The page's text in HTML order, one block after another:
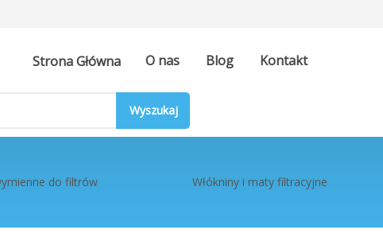
Strona Główna O nas Blog Kontakt
do filtrów Włókniny i maty filtracyjne